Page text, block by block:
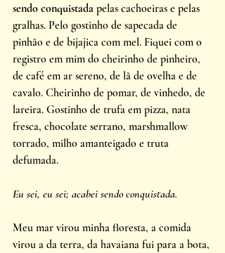
sendo conquistada pelas cachoeiras e pelas
gralhas. Pelo gostinho de sapecada de
pinhão e de bijajica com mel. Fiquei com o
registro em mim do cheirinho de pinheiro,
de café em ar sereno, de lã de ovelha e de
cavalo. Cheirinho de pomar, de vinhedo, de
lareira. Gostinho de trufa em pizza, nata
fresca, chocolate serrano, marshmallow
torrado, milho amanteigado e truta
defumada.
Eu sei, eu sei; acabei sendo conquistada.
Meu mar virou minha floresta, a comida
virou a da terra, da havaiana fui para a bota,